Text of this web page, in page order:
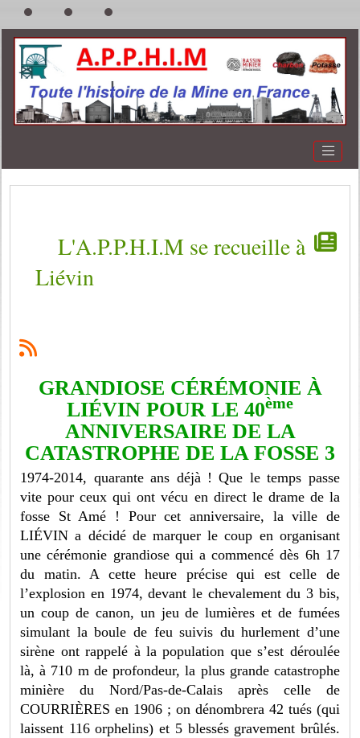
L'A.P.P.H.I.M se recueille à
Liévin
GRANDIOSE CÉRÉMONIE À
LIÉVIN POUR LE 40ème
ANNIVERSAIRE DE LA
CATASTROPHE DE LA FOSSE 3
1974-2014, quarante ans déjà ! Que le temps passe
vite pour ceux qui ont vécu en direct le drame de la
fosse St Amé ! Pour cet anniversaire, la ville de
LIÉVIN a décidé de marquer le coup en organisant
une cérémonie grandiose qui a commencé dès 6h 17
du matin. A cette heure précise qui est celle de
l’explosion en 1974, devant le chevalement du 3 bis,
un coup de canon, un jeu de lumières et de fumées
simulant la boule de feu suivis du hurlement d’une
sirène ont rappelé à la population que s’est déroulée
là, à 710 m de profondeur, la plus grande catastrophe
minière du Nord/Pas-de-Calais après celle de
COURRIÈRES en 1906 ; on dénombrera 42 tués (qui
laissent 116 orphelins) et 5 blessés gravement brûlés.